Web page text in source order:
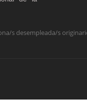
s desempleada/s